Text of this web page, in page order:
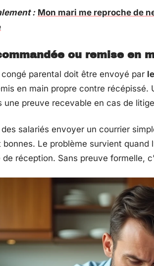
: Mon mari me reproche de
ou remise en
parental doit être envoyé par
en main propre contre
une preuve recevable en cas de
salariés envoyer un courrier
bonnes. Le problème survient quand
réception. Sans preuve formelle,